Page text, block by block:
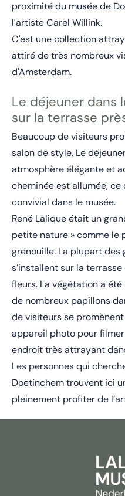
proximité du musée de
l'artiste Carel Willink.
C'est une collection
attiré de très nombreux
d'Amsterdam.
Le déjeuner dans
sur la terrasse
Beaucoup de visiteurs
salon de style. Le
atmosphère élégante et
cheminée est allumée,
convivial dans le musée.
René Lalique était un
petite nature » comme le
grenouille. La plupart des
s’installent sur la
fleurs. La végétation a
de nombreux papillons
de visiteurs se
appareil photo pour
endroit très attrayant
Les personnes qui
Doetinchem trouvent ici
pleinement profiter de